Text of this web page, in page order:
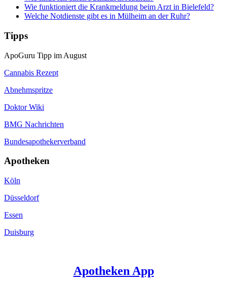
Wie funktioniert die Krankmeldung beim Arzt in Bielefeld?
Welche Notdienste gibt es in Mülheim an der Ruhr?
Tipps
ApoGuru Tipp im August
Cannabis Rezept
Abnehmspritze
Doktor Wiki
BMG Nachrichten
Bundesapothekerverband
Apotheken
Köln
Düsseldorf
Essen
Duisburg
Apotheken App